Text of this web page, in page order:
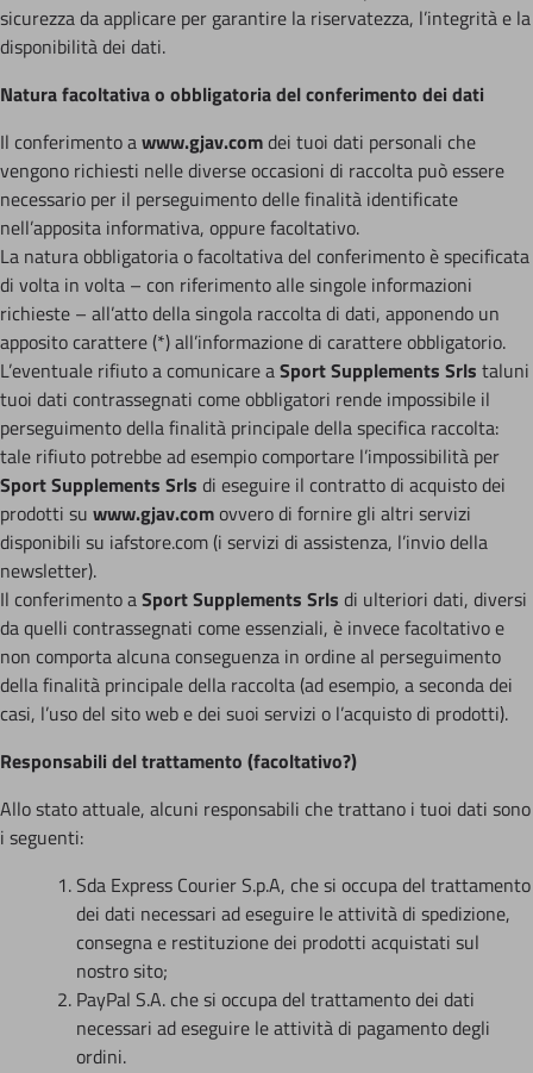
sicurezza da applicare per garantire la riservatezza, l’integrità e la
disponibilità dei dati.
Natura facoltativa o obbligatoria del conferimento dei dati
Il conferimento awww.gjav.comdei tuoi dati personali che
vengono richiesti nelle diverse occasioni di raccolta può essere
necessario per il perseguimento delle finalità identificate
nell’apposita informativa, oppure facoltativo.
La natura obbligatoria o facoltativa del conferimento è specificata
di volta in volta – con riferimento alle singole informazioni
richieste – all’atto della singola raccolta di dati, apponendo un
apposito carattere (*) all’informazione di carattere obbligatorio.
L’eventuale rifiuto a comunicare aSport Supplements Srls taluni
tuoi dati contrassegnati come obbligatori rende impossibile il
perseguimento della finalità principale della specifica raccolta:
tale rifiuto potrebbe ad esempio comportare l’impossibilità per
Sport Supplements Srls di eseguire il contratto di acquisto dei
prodotti su www.gjav.comovvero di fornire gli altri servizi
disponibili su iafstore.com (i servizi di assistenza, l’invio della
newsletter).
Il conferimento aSport Supplements Srls di ulteriori dati, diversi
da quelli contrassegnati come essenziali, è invece facoltativo e
non comporta alcuna conseguenza in ordine al perseguimento
della finalità principale della raccolta (ad esempio, a seconda dei
casi, l’uso del sito web e dei suoi servizi o l’acquisto di prodotti).
Responsabili del trattamento (facoltativo?)
Allo stato attuale, alcuni responsabili che trattano i tuoi dati sono
i seguenti:
Sda Express Courier S.p.A, che si occupa del trattamento
dei dati necessari ad eseguire le attività di spedizione,
consegna e restituzione dei prodotti acquistati sul
nostro sito;
PayPal S.A. che si occupa del trattamento dei dati
necessari ad eseguire le attività di pagamento degli
ordini.